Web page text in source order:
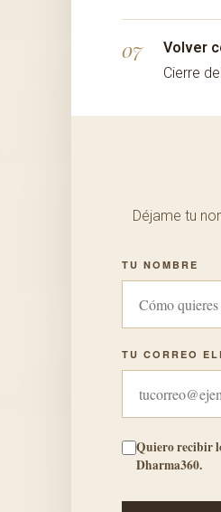
07
Volver
Cierre
Déjame tu
TU NOMBRE
TU CORREO
Quiero recibir
Dharma360.